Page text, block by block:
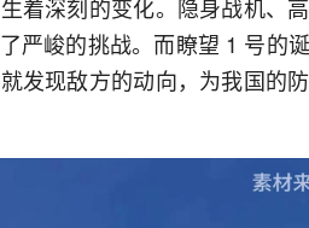
着深刻的变化。隐身战机、
严峻的挑战。而瞭望 1 号的
发现敌方的动向，为我国的